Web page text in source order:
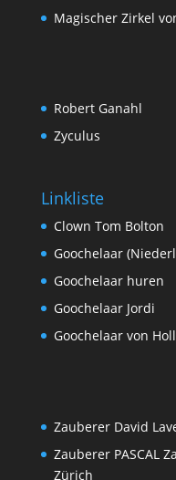
Magischer Zirkel
Robert Ganahl
Zyculus
Linkliste
Clown Tom Bolton
Goochelaar
Goochelaar huren
Goochelaar Jordi
Goochelaar von
Zauberer David
Zauberer PASCAL
Zürich